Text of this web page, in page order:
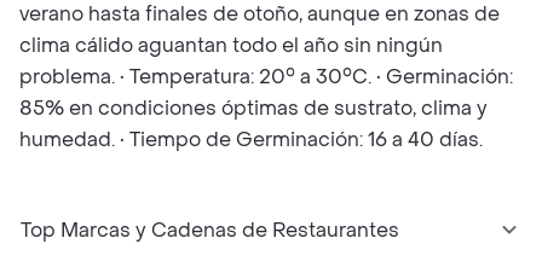
verano hasta finales de otoño, aunque en zonas de
clima cálido aguantan todo el año sin ningún
problema. • Temperatura: 20° a 30°C. • Germinación:
85% en condiciones óptimas de sustrato, clima y
humedad. • Tiempo de Germinación: 16 a 40 días.
Top Marcas y Cadenas de Restaurantes